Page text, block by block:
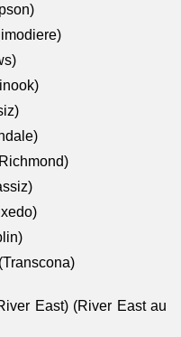
East) (River East au